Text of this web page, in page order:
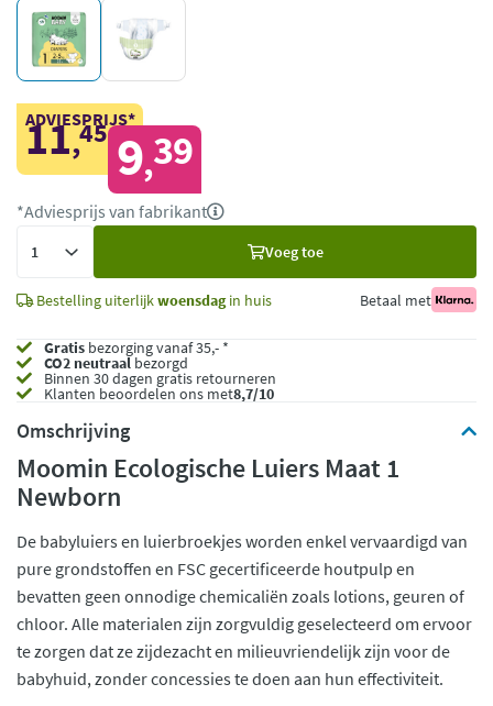
ADVIESPRIJS*
11,45 9,39
*Adviesprijs van fabrikant
Voeg toe
Bestelling uiterlijkwoensdagin huis Betaal met
Gratis bezorging vanaf 35,- *
CO2 neutraalbezorgd
Binnen 30 dagen gratis retourneren
Klanten beoordelen ons met8,7/10
Omschrijving
Moomin Ecologische Luiers Maat 1
Newborn
De babyluiers en luierbroekjes worden enkel vervaardigd van
pure grondstoffen en FSC gecertificeerde houtpulp en
bevatten geen onnodige chemicaliën zoals lotions, geuren of
chloor. Alle materialen zijn zorgvuldig geselecteerd om ervoor
te zorgen dat ze zijdezacht en milieuvriendelijk zijn voor de
babyhuid, zonder concessies te doen aan hun effectiviteit.